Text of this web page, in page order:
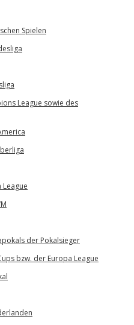
Spielen
League sowie des
der Pokalsieger
bzw. der Europa League